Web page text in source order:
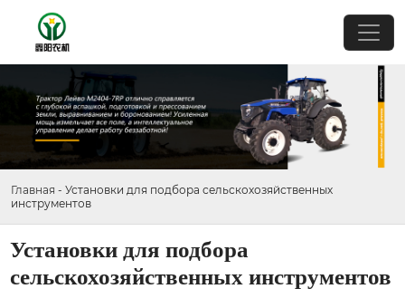
Главная - Установки для подбора сельскохозяйственных
инструментов
Установки для подбора
сельскохозяйственных инструментов